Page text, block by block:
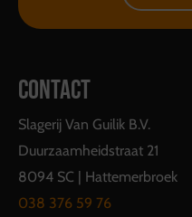
CONTACT
Slagerij Van Guilik B.V.
Duurzaamheidstraat 21
8094 SC | Hattemerbroek
038 376 59 76